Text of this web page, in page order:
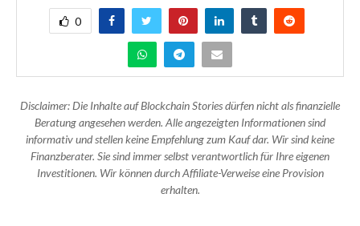
0
Disclaimer: Die Inhalte auf Blockchain Stories dürfen nicht als finanzielle
Beratung angesehen werden. Alle angezeigten Informationen sind
informativ und stellen keine Empfehlung zum Kauf dar. Wir sind keine
Finanzberater. Sie sind immer selbst verantwortlich für Ihre eigenen
Investitionen. Wir können durch Affiliate-Verweise eine Provision
erhalten.